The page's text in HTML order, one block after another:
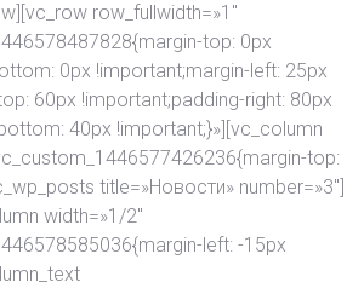
row_fullwidth=»1″
top: 0px
0px !important;margin-left: 25px
60px !important;padding-right: 80px
40px !important;}»][vc_column
top:
title=»Новости» number=»3″]
width=»1/2″
left: -15px